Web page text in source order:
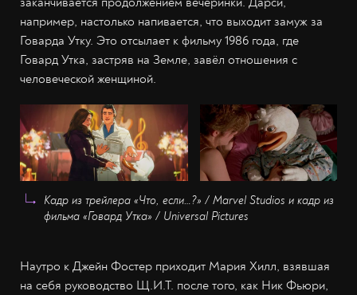
например, настолько напивается, что выходит замуж за
Говарда Утку. Это отсылает к фильму 1986 года, где
Говард Утка, застряв на Земле, завёл отношения с
человеческой женщиной.
Кадр из трейлера «Что, если…?» / Marvel Studios и кадр из
фильма «Говард Утка» / Universal Pictures
Наутро к Джейн Фостер приходит Мария Хилл, взявшая
на себя руководство Щ.И.Т. после того, как Ник Фьюри,